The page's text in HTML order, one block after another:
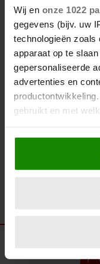
Wij en onze 1022
gegevens (bijv. uw
technologieën
apparaat op te
gepersonaliseerde
advertenties en
gebruikt en met
Als u het toestaat,
Informatie
locatie, die tot
scannen op
verwerkt en stel uw
intrekken in de
20 november
ZOON
OPTREDEN